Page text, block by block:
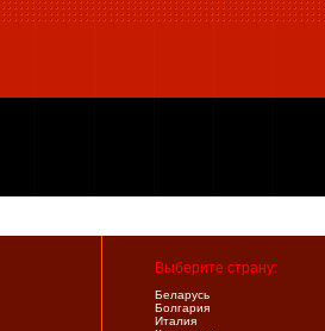
Выберите страну:
Беларусь
Болгария
Италия